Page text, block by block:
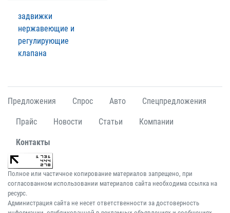
задвижки
нержавеющие и
регулирующие
клапана
Предложения Спрос Авто Спецпредложения
Прайс Новости Статьи Компании
Контакты
Полное или частичное копирование материалов запрещено, при
согласованном использовании материалов сайта необходима ссылка на
ресурс.
Администрация сайта не несет ответственности за достоверность